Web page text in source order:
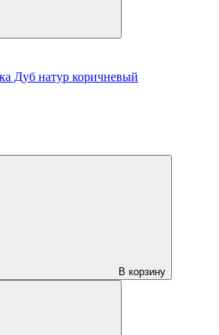
Дуб натур коричневый
В корзину